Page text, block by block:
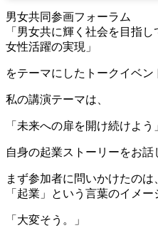
男女共同参画フォーラム
「男女共に輝く社会を目指し
女性活躍の実現」
をテーマにしたトークイベン
私の講演テーマは、
「未来への扉を開け続けよう
自身の起業ストーリーをお話
まず参加者に問いかけたのは
「起業」という言葉のイメー
「大変そう。」